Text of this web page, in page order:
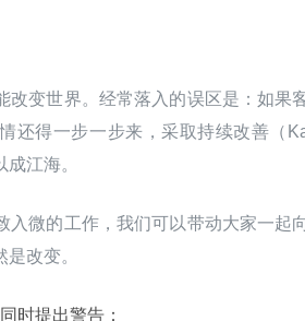
改变世界。经常落入的误区是：如果
还得一步一步来，采取持续改善
江海。
入微的工作，我们可以带动大家一起
改变。
时提出警告：